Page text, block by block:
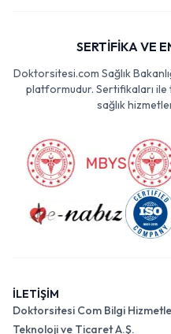
SERTİFİKA VE
Doktorsitesi.com Sağlık
platformudur. Sertifikaları ile
sağlık
İLETİŞİM
Doktorsitesi Com Bilgi
Teknoloji ve Ticaret A.Ş.